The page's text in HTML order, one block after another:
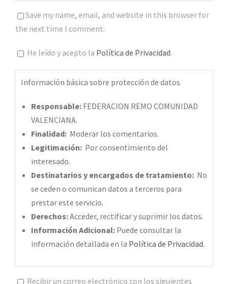
Save my name, email, and website in this browser for
the next time I comment.
He leído y acepto la Política de Privacidad.
Información básica sobre protección de datos
Responsable: FEDERACION REMO COMUNIDAD
VALENCIANA.
Finalidad: Moderar los comentarios.
Legitimación: Por consentimiento del
interesado.
Destinatarios y encargados de tratamiento: No
se ceden o comunican datos a terceros para
prestar este servicio.
Derechos:Acceder, rectificar y suprimir los datos.
Información Adicional: Puede consultar la
información detallada en la Política de Privacidad.
Recibir un correo electrónico con los siguientes